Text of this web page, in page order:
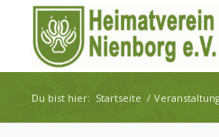
Du bist hier: Startseite /